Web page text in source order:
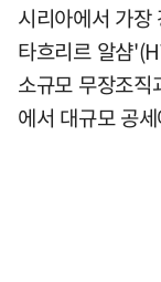
시리아에서 가
타흐리르 알샴
소규모 무장조
에서 대규모 공